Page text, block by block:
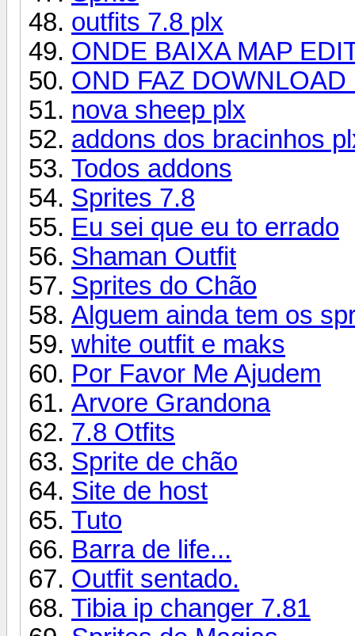
outfits 7.8 plx
ONDE BAIXA MAP
OND FAZ
nova sheep plx
addons dos bracinhos
Todos addons
Sprites 7.8
Eu sei que eu to errado
Shaman Outfit
Sprites do Chão
Alguem ainda tem os
white outfit e maks
Por Favor Me Ajudem
Arvore Grandona
7.8 Otfits
Sprite de chão
Site de host
Tuto
Barra de life...
Outfit sentado.
Tibia ip changer 7.81